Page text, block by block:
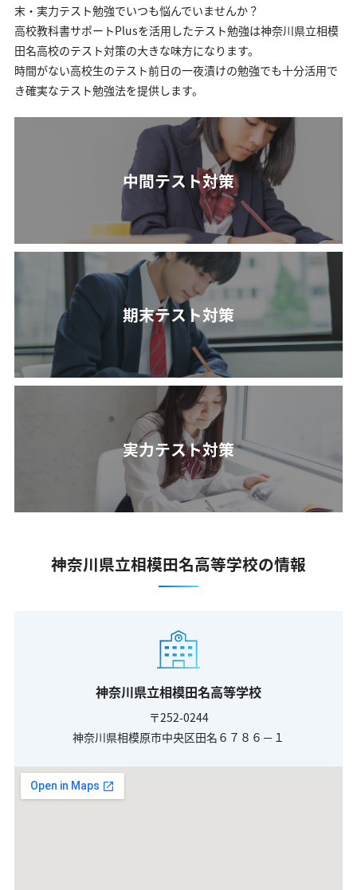
末・実力テスト勉強でいつも悩んでいませんか？
高校教科書サポートPlusを活用したテスト勉強は神奈川県立相模
田名高校のテスト対策の大きな味方になります。
時間がない高校生のテスト前日の一夜漬けの勉強でも十分活用で
き確実なテスト勉強法を提供します。
中間テスト対策
期末テスト対策
実力テスト対策
神奈川県立相模田名高等学校の情報
神奈川県立相模田名高等学校
〒252-0244
神奈川県相模原市中央区田名６７８６－１